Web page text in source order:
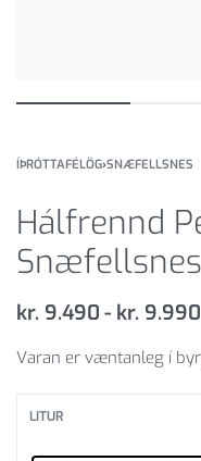
ÍÞRÓTTAFÉLÖG›SNÆFELLSNES
Hálfrennd
Snæfellsnes
kr. 9.490 kr. 9.990
Varan er væntanleg í
LITUR